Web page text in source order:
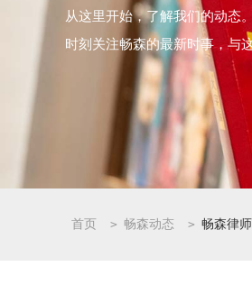
从这里开始，了解我们的动态
时刻关注畅森的最新时事，与
首页 > 畅森动态 > 畅森律